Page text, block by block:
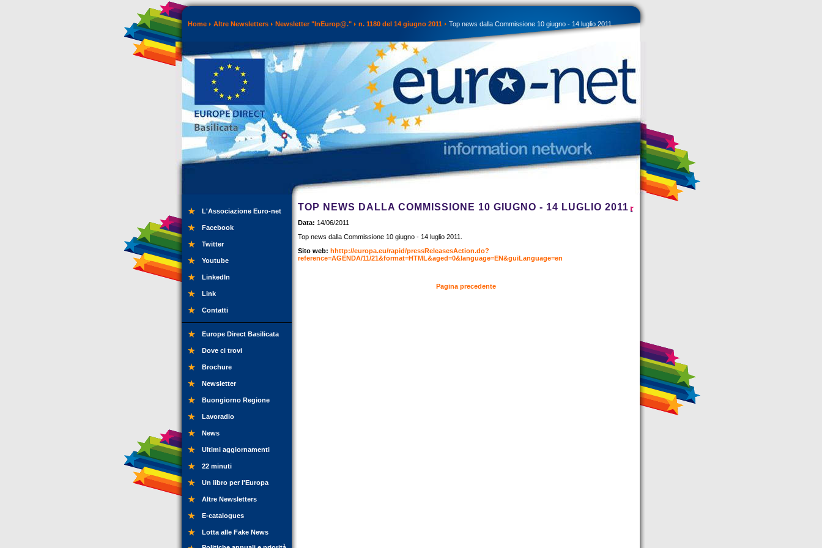
Home Altre Newsletters Newsletter "InEurop@." n. 1180 del 14 giugno 2011 Top news dalla Commissione 10 giugno - 14 luglio 2011
L'Associazione Euro-net
Facebook
Twitter
Youtube
LinkedIn
Link
Contatti
Europe Direct Basilicata
Dove ci trovi
Brochure
Newsletter
Buongiorno Regione
Lavoradio
News
Ultimi aggiornamenti
22 minuti
Un libro per l'Europa
Altre Newsletters
E-catalogues
Lotta alle Fake News
TOP NEWS DALLA COMMISSIONE 10 GIUGNO - 14 LUGLIO 2011
Data: 14/06/2011
Top news dalla Commissione 10 giugno - 14 luglio 2011.
Sito web: hhttp://europa.eu/rapid/pressReleasesAction.do?
reference=AGENDA/11/21&format=HTML&aged=0&language=EN&guiLanguage=en
Pagina precedente